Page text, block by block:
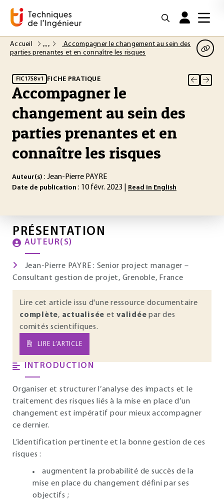
Accueil
Accompagner le changement au sein des
parties prenantes et en connaître les risques
FIC1758 v1 FICHE PRATIQUE
Accompagner le
changement au sein des
parties prenantes et en
connaître les risques
Auteur(s) : Jean-Pierre PAYRE
Date de publication : 10 févr. 2023 | Read in English
PRÉSENTATION
AUTEUR(S)
Jean-Pierre PAYRE : Senior project manager –
Consultant gestion de projet, Grenoble, France
Lire cet article issu d'une ressource documentaire
complète, actualisée et validée par des
comités scientifiques.
LIRE L’ARTICLE
INTRODUCTION
Organiser et structurer l’analyse des impacts et le
traitement des risques liés à la mise en place d’un
changement est impératif pour mieux accompagner
ce dernier.
L’identification pertinente et la bonne gestion de ces
risques :
augmentent la probabilité de succès de la
mise en place du changement défini par ses
objectifs ;